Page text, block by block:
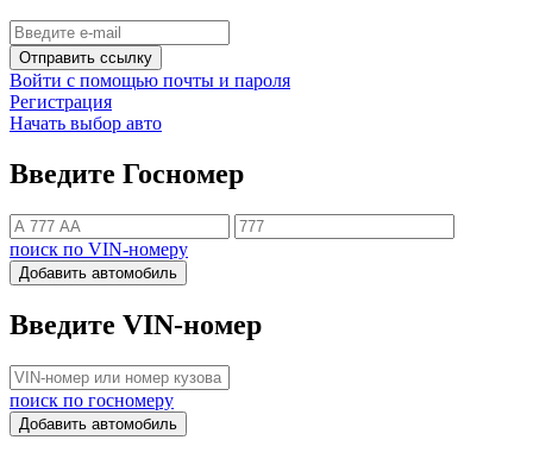
Отправить ссылку
Войти с помощью почты и пароля
Регистрация
Начать выбор авто
Введите Госномер
поиск по VIN-номеру
Добавить автомобиль
Введите VIN-номер
поиск по госномеру
Добавить автомобиль